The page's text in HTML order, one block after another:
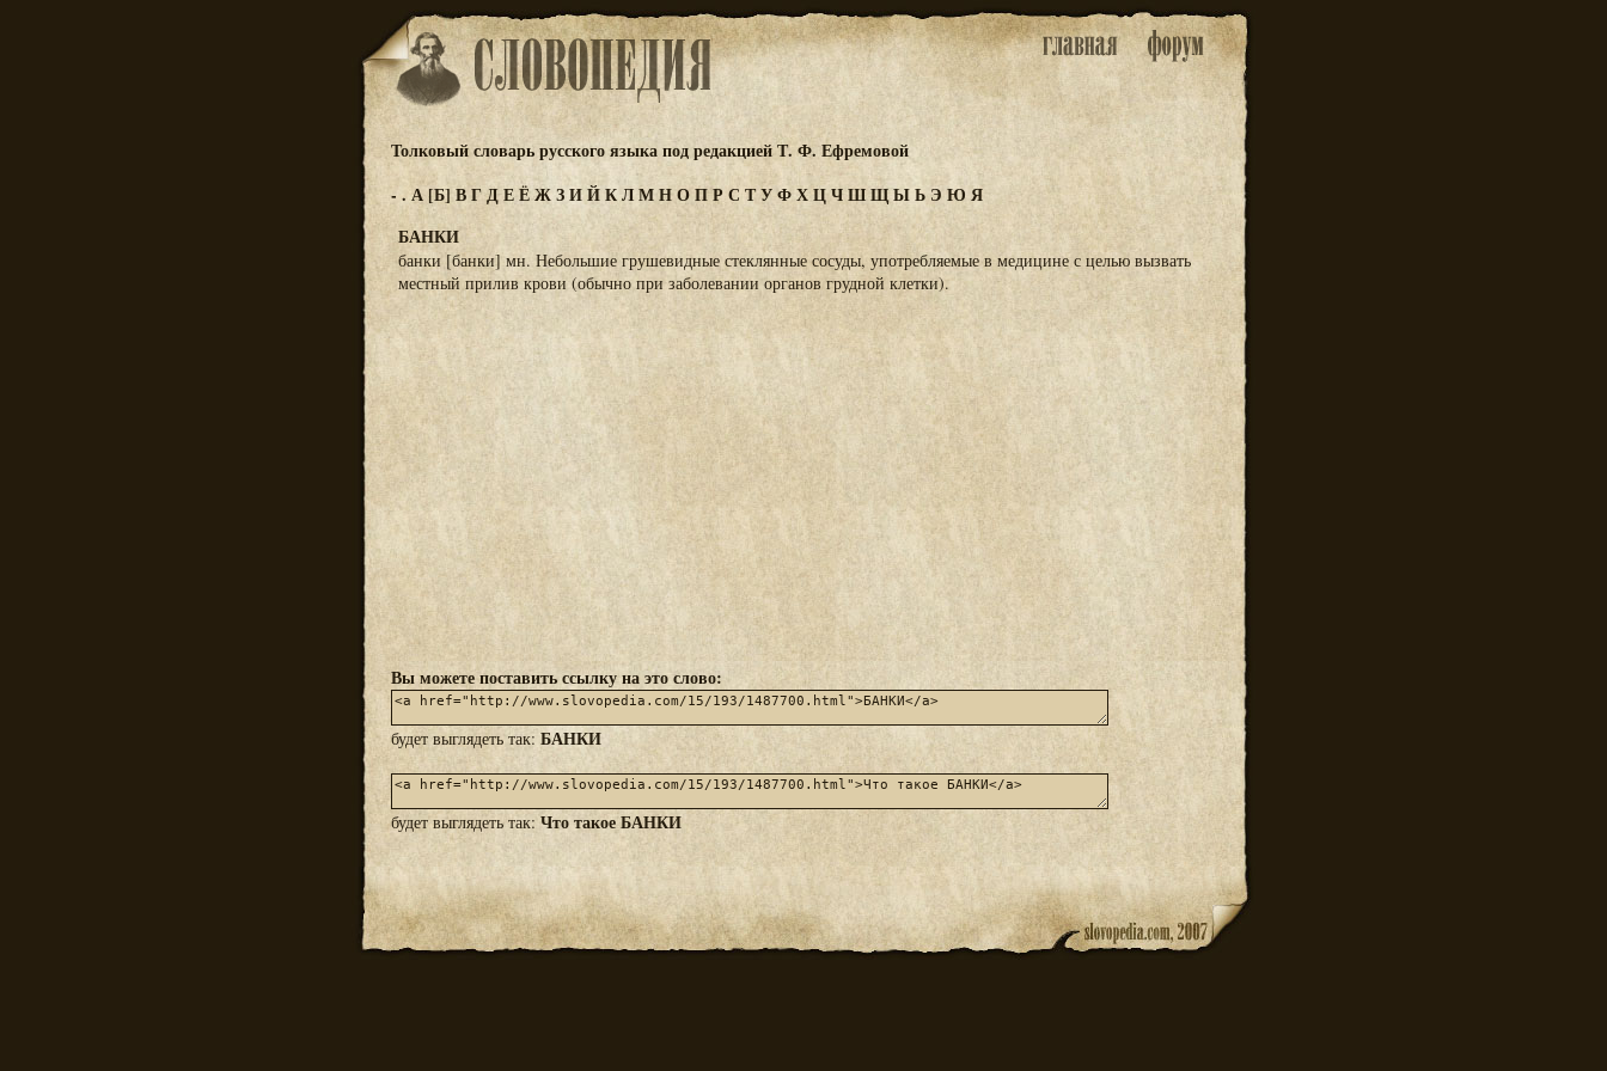
Толковый словарь русского языка под редакцией Т. Ф. Ефремовой
-. А[Б] ВГДЕЁЖЗИЙКЛМНОПР С ТУФХЦЧШЩЫЬ Э Ю Я
БАНКИ
банки [банки] мн. Небольшие грушевидные стеклянные сосуды, употребляемые в медицине с целью вызвать
местный прилив крови (обычно при заболевании органов грудной клетки).
Вы можете поставить ссылку на это слово:
будет выглядеть так: БАНКИ
будет выглядеть так:Что такое БАНКИ